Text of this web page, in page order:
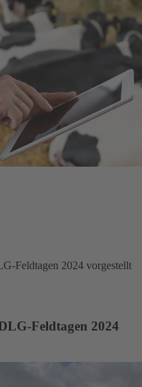
Feldtagen 2024 vorgestellt
Feldtagen 2024